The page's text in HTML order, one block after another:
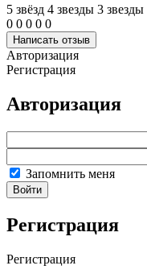
5 звёзд 4 звeзды 3 звeзды
0 0 0 0 0
Написать отзыв
Авторизация
Регистрация
Авторизация
Запомнить меня
Войти
Регистрация
Регистрация